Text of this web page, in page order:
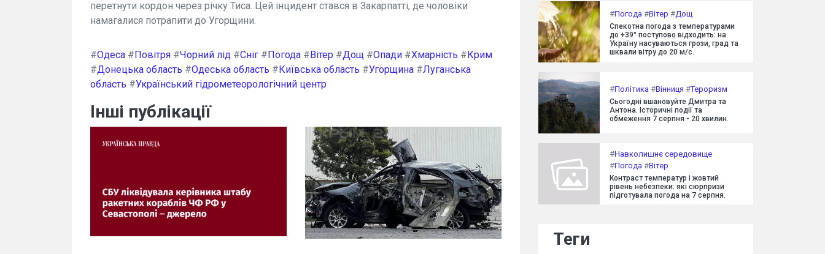
перетнути кордон через річку Тиса. Цей інцидент стався в Закарпатті, де чоловіки
намагалися потрапити до Угорщини.
#Одеса #Повітря #Чорний лід #Сніг #Погода #Вітер #Дощ #Опади #Хмарність #Крим
#Донецька область #Одеська область #Київська область #Угорщина #Луганська
область #Український гідрометеорологічний центр
Інші публікації
#Погода #Вітер #Дощ
Спекотна погода з температурами
до +39° поступово відходить: на
Україну насуваються грози, град та
шквали вітру до 20 м/с.
#Політика #Вінниця #Тероризм
Сьогодні вшановуйте Дмитра та
Антона. Історичні події та
обмеження 7 серпня - 20 хвилин.
#Навколишнє середовище
#Погода #Вітер
Контраст температур і жовтий
рівень небезпеки: які сюрпризи
підготувала погода на 7 серпня.
Теги